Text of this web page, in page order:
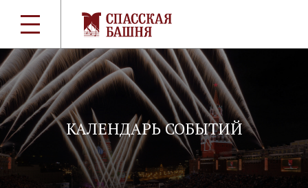
КАЛЕНДАРЬ СОБЫТИЙ